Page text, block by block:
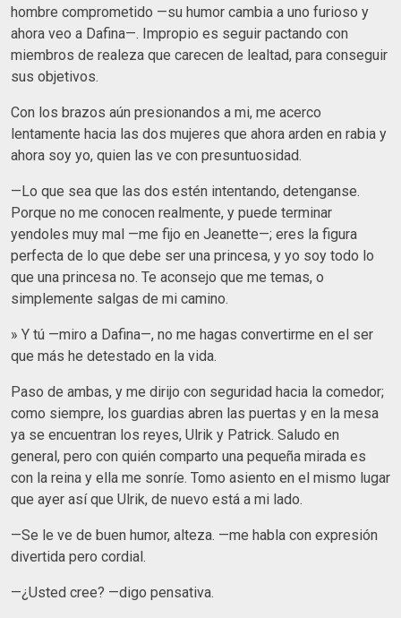
hombre comprometido —su humor cambia a uno furioso y
ahora veo a Dafina—. Impropio es seguir pactando con
miembros de realeza que carecen de lealtad, para conseguir
sus objetivos.
Con los brazos aún presionandos a mi, me acerco
lentamente hacia las dos mujeres que ahora arden en rabia y
ahora soy yo, quien las ve con presuntuosidad.
—Lo que sea que las dos estén intentando, detenganse.
Porque no me conocen realmente, y puede terminar
yendoles muy mal —me fijo en Jeanette—; eres la figura
perfecta de lo que debe ser una princesa, y yo soy todo lo
que una princesa no. Te aconsejo que me temas, o
simplemente salgas de mi camino.
» Y tú —miro a Dafina—, no me hagas convertirme en el ser
que más he detestado en la vida.
Paso de ambas, y me dirijo con seguridad hacia la comedor;
como siempre, los guardias abren las puertas y en la mesa
ya se encuentran los reyes, Ulrik y Patrick. Saludo en
general, pero con quién comparto una pequeña mirada es
con la reina y ella me sonríe. Tomo asiento en el mismo lugar
que ayer así que Ulrik, de nuevo está a mi lado.
—Se le ve de buen humor, alteza. —me habla con expresión
divertida pero cordial.
—¿Usted cree? —digo pensativa.